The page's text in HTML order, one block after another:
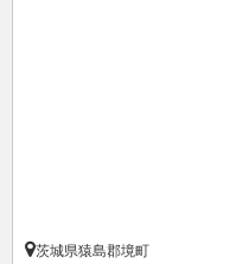
お気に入り追加